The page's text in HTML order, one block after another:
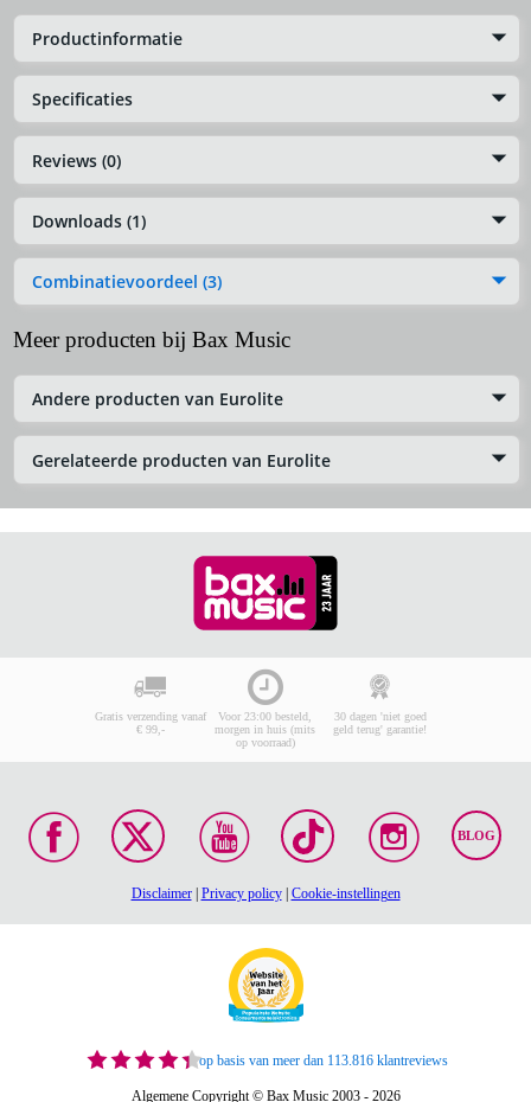
Productinformatie
Specificaties
Reviews (0)
Downloads (1)
Combinatievoordeel (3)
Meer producten bij Bax Music
Andere producten van Eurolite
Gerelateerde producten van Eurolite
Gratis verzending vanaf
€ 99,-
Voor 23:00 besteld,
morgen in huis (mits
op voorraad)
30 dagen 'niet goed
geld terug' garantie!
BLOG
Disclaimer| Privacy policy| Cookie-instellingen
op basis van meer dan 113.816 klantreviews
Algemene Copyright © Bax Music 2003 - 2026